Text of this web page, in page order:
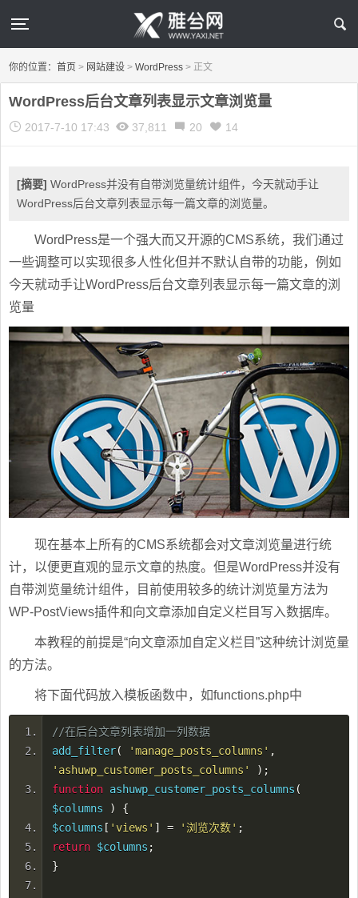
你的位置：首页 > 网站建设 > WordPress > 正文
WordPress后台文章列表显示文章浏览量
2017-7-10 17:43 37,811 20 14
[摘要] WordPress并没有自带浏览量统计组件，今天就动手让
WordPress后台文章列表显示每一篇文章的浏览量。
WordPress是一个强大而又开源的CMS系统，我们通过
一些调整可以实现很多人性化但并不默认自带的功能，例如
今天就动手让WordPress后台文章列表显示每一篇文章的浏
览量
现在基本上所有的CMS系统都会对文章浏览量进行统
计，以便更直观的显示文章的热度。但是WordPress并没有
自带浏览量统计组件，目前使用较多的统计浏览量方法为
WP-PostViews插件和向文章添加自定义栏目写入数据库。
本教程的前提是“向文章添加自定义栏目”这种统计浏览量
的方法。
将下面代码放入模板函数中，如functions.php中
//在后台文章列表增加一列数据
add_filter( 'manage_posts_columns' ,
'ashuwp_customer_posts_columns'
);
function ashuwp_customer_posts_columns (
$columns
)
{
$columns [ 'views' ] = '浏览次数' ;
return $columns ;
}